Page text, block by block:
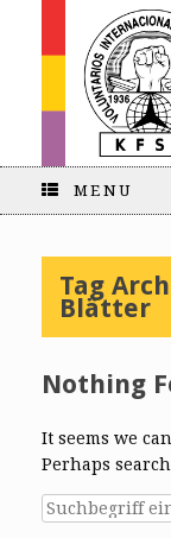
MENU
Tag
Blätter
Nothing
It seems we
Perhaps